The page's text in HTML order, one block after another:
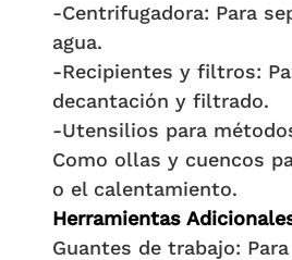
-Centrifugadora: Para
agua.
-Recipientes y filtros:
decantación y filtrado.
-Utensilios para
Como ollas y cuencos
o el calentamiento.
Herramientas
Guantes de trabajo: